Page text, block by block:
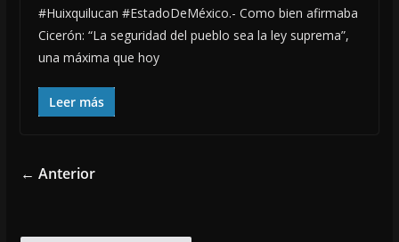
#Huixquilucan #EstadoDeMéxico.- Como bien afirmaba
Cicerón: “La seguridad del pueblo sea la ley suprema”,
una máxima que hoy
Leer más
← Anterior